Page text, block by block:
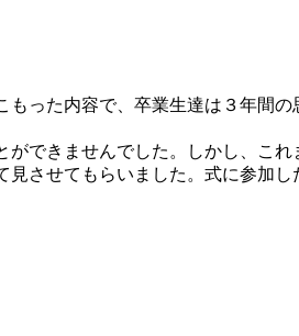
った内容で、卒業生達は３年間の
できませんでした。しかし、こ
させてもらいました。式に参加